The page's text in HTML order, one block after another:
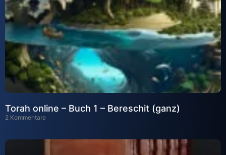
Torah online – Buch 1 – Bereschit (ganz)
2 Kommentare